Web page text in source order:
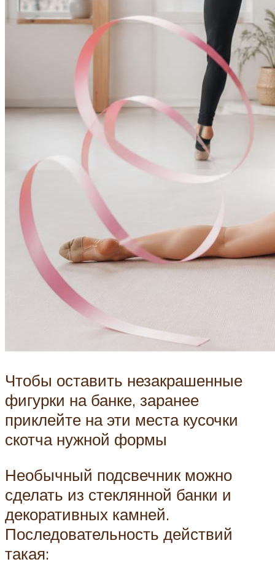
Чтобы оставить незакрашенные
фигурки на банке, заранее
приклейте на эти места кусочки
скотча нужной формы
Необычный подсвечник можно
сделать из стеклянной банки и
декоративных камней.
Последовательность действий
такая: